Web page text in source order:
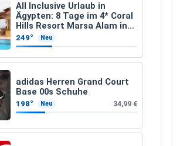
All Inclusive Urlaub in
Ägypten: 8 Tage im 4* Coral
Hills Resort Marsa Alam inkl.
Flüge ab 299 € p.P.
249° Neu
adidas Herren Grand Court
Base 00s Schuhe
198° Neu 34,99 €